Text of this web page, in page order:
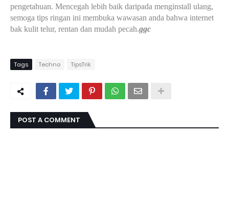
pengetahuan. Mencegah lebih baik daripada menginstall ulang,
semoga tips ringan ini membuka wawasan anda bahwa internet
bak kulit telur, rentan dan mudah pecah.ggc
Tags Techno TipsTrik
POST A COMMENT